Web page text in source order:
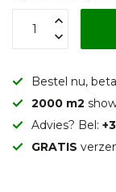
Bestel nu,
2000 m2
Advies? Bel:
GRATIS